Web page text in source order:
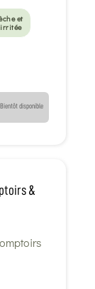
et
Bientôt disponible
&